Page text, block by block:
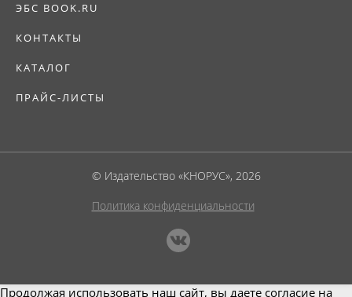
ЭБС BOOK.RU
КОНТАКТЫ
КАТАЛОГ
ПРАЙС-ЛИСТЫ
© Издательство «КНОРУС», 2026
Политика конфиденциальности
Продолжая использовать наш сайт, вы даете согласие на